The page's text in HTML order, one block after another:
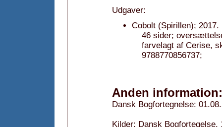
Udgaver:
Cobolt (Spirillen); 2017.
46 sider;
farvelagt af Cerise,
9788770856737;
Anden information:
Dansk Bogfortegnelse:
Kilder: Dansk Bogfortegelse,